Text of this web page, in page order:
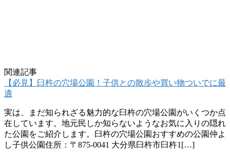
関連記事
【必見】臼杵の穴場公園！子供との散歩や買い物ついでに最
適
実は、まだ知られざる魅力的な臼杵の穴場公園がいくつか点
在しています。地元民しか知らないようなお気に入りの隠れ
た公園をご紹介します。臼杵の穴場公園おすすめの公園仲よ
し子供公園住所：〒875-0041 大分県臼杵市臼杵1[…]